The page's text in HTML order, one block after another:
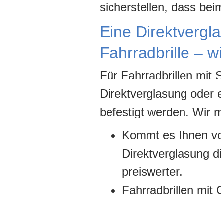
sicherstellen, dass
Eine
Fahrradbrille –
Für Fahrradbrillen mit
Direktverglasung oder
befestigt werden. Wir
Kommt es Ihnen
Direktverglasung
preiswerter.
Fahrradbrillen mit